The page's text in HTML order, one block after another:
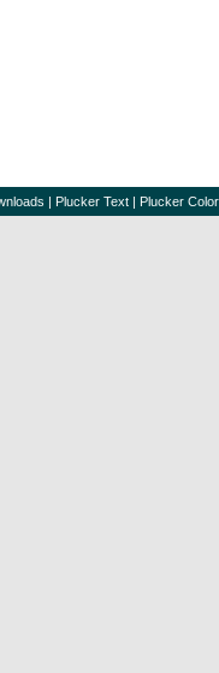
| Plucker Text | Plucker Color